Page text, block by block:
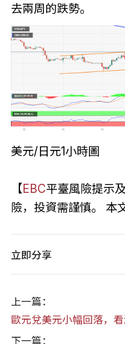
去兩周的跌勢。
美元/日元1小時圖
【EBC平臺風險提示
險，投資需謹慎。 本
立即分享
上一篇：
歐元兌美元小幅回落，
下一篇：